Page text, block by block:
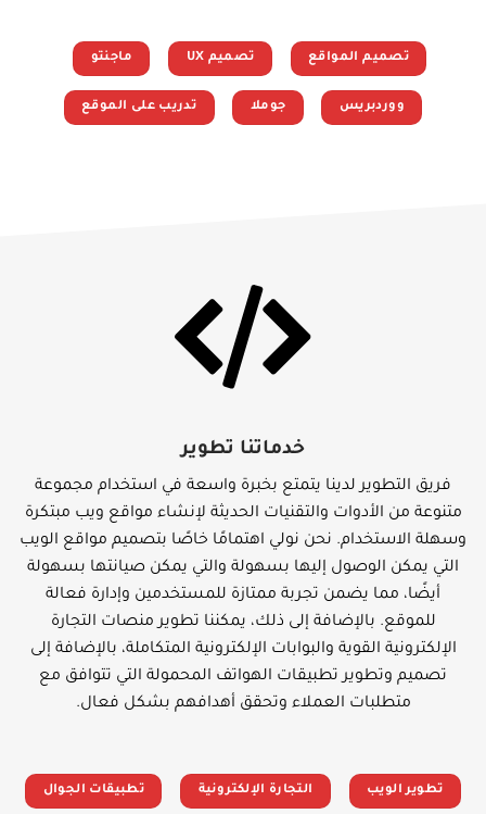
تصميم المواقع تصميم UX ماجنتو
ووردبريس جوملا تدريب على الموقع
خدماتنا تطوير
فريق التطوير لدينا يتمتع بخبرة واسعة في استخدام مجموعة
متنوعة من الأدوات والتقنيات الحديثة لإنشاء مواقع ويب مبتكرة
وسهلة الاستخدام. نحن نولي اهتمامًا خاصًا بتصميم مواقع الويب
التي يمكن الوصول إليها بسهولة والتي يمكن صيانتها بسهولة
أيضًا، مما يضمن تجربة ممتازة للمستخدمين وإدارة فعالة
للموقع. بالإضافة إلى ذلك، يمكننا تطوير منصات التجارة
الإلكترونية القوية والبوابات الإلكترونية المتكاملة، بالإضافة إلى
تصميم وتطوير تطبيقات الهواتف المحمولة التي تتوافق مع
متطلبات العملاء وتحقق أهدافهم بشكل فعال.
تطوير الويب التجارة الإلكترونية تطبيقات الجوال